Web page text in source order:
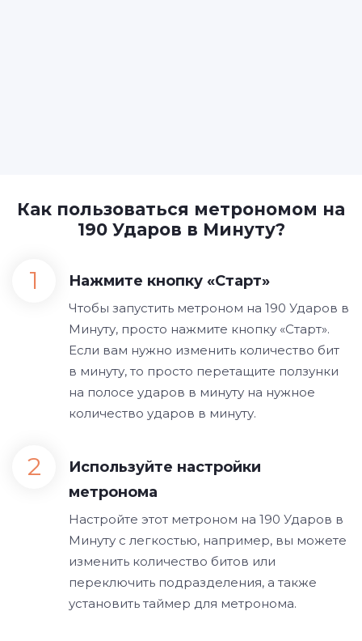
Как пользоваться метрономом на
190 Ударов в Минуту?
Нажмите кнопку «Старт»
Чтобы запустить метроном на 190 Ударов в
Минуту, просто нажмите кнопку «Старт».
Если вам нужно изменить количество бит
в минуту, то просто перетащите ползунки
на полосе ударов в минуту на нужное
количество ударов в минуту.
Используйте настройки
метронома
Настройте этот метроном на 190 Ударов в
Минуту с легкостью, например, вы можете
изменить количество битов или
переключить подразделения, а также
установить таймер для метронома.